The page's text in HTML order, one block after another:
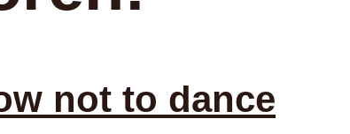
not to dance